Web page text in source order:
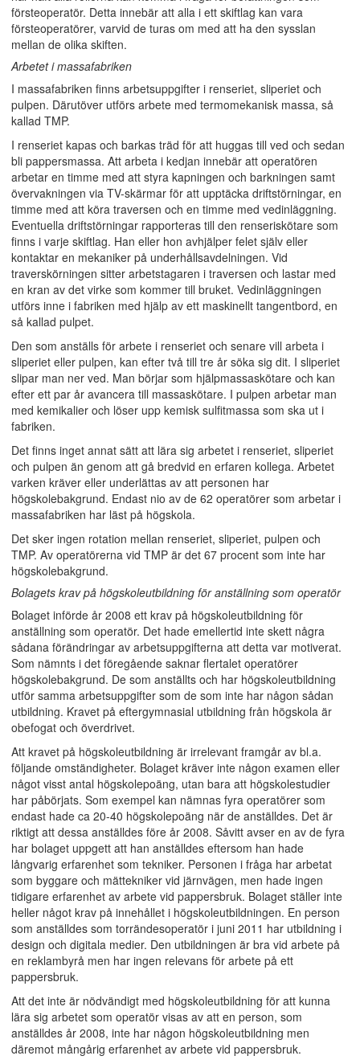
försteoperatör. Detta innebär att alla i ett skiftlag kan vara
försteoperatörer, varvid de turas om med att ha den sysslan
mellan de olika skiften.
Arbetet i massafabriken
I massafabriken finns arbetsuppgifter i renseriet, sliperiet och
pulpen. Därutöver utförs arbete med termomekanisk massa, så
kallad TMP.
I renseriet kapas och barkas träd för att huggas till ved och sedan
bli pappersmassa. Att arbeta i kedjan innebär att operatören
arbetar en timme med att styra kapningen och barkningen samt
övervakningen via TV-skärmar för att upptäcka driftstörningar, en
timme med att köra traversen och en timme med vedinläggning.
Eventuella driftstörningar rapporteras till den renseriskötare som
finns i varje skiftlag. Han eller hon avhjälper felet själv eller
kontaktar en mekaniker på underhållsavdelningen. Vid
traverskörningen sitter arbetstagaren i traversen och lastar med
en kran av det virke som kommer till bruket. Vedinläggningen
utförs inne i fabriken med hjälp av ett maskinellt tangentbord, en
så kallad pulpet.
Den som anställs för arbete i renseriet och senare vill arbeta i
sliperiet eller pulpen, kan efter två till tre år söka sig dit. I sliperiet
slipar man ner ved. Man börjar som hjälpmassaskötare och kan
efter ett par år avancera till massaskötare. I pulpen arbetar man
med kemikalier och löser upp kemisk sulfitmassa som ska ut i
fabriken.
Det finns inget annat sätt att lära sig arbetet i renseriet, sliperiet
och pulpen än genom att gå bredvid en erfaren kollega. Arbetet
varken kräver eller underlättas av att personen har
högskolebakgrund. Endast nio av de 62 operatörer som arbetar i
massafabriken har läst på högskola.
Det sker ingen rotation mellan renseriet, sliperiet, pulpen och
TMP. Av operatörerna vid TMP är det 67 procent som inte har
högskolebakgrund.
Bolagets krav på högskoleutbildning för anställning som operatör
Bolaget införde år 2008 ett krav på högskoleutbildning för
anställning som operatör. Det hade emellertid inte skett några
sådana förändringar av arbetsuppgifterna att detta var motiverat.
Som nämnts i det föregående saknar flertalet operatörer
högskolebakgrund. De som anställts och har högskoleutbildning
utför samma arbetsuppgifter som de som inte har någon sådan
utbildning. Kravet på eftergymnasial utbildning från högskola är
obefogat och överdrivet.
Att kravet på högskoleutbildning är irrelevant framgår av bl.a.
följande omständigheter. Bolaget kräver inte någon examen eller
något visst antal högskolepoäng, utan bara att högskolestudier
har påbörjats. Som exempel kan nämnas fyra operatörer som
endast hade ca 20-40 högskolepoäng när de anställdes. Det är
riktigt att dessa anställdes före år 2008. Såvitt avser en av de fyra
har bolaget uppgett att han anställdes eftersom han hade
långvarig erfarenhet som tekniker. Personen i fråga har arbetat
som byggare och mättekniker vid järnvägen, men hade ingen
tidigare erfarenhet av arbete vid pappersbruk. Bolaget ställer inte
heller något krav på innehållet i högskoleutbildningen. En person
som anställdes som torrändesoperatör i juni 2011 har utbildning i
design och digitala medier. Den utbildningen är bra vid arbete på
en reklambyrå men har ingen relevans för arbete på ett
pappersbruk.
Att det inte är nödvändigt med högskoleutbildning för att kunna
lära sig arbetet som operatör visas av att en person, som
anställdes år 2008, inte har någon högskoleutbildning men
däremot mångårig erfarenhet av arbete vid pappersbruk.